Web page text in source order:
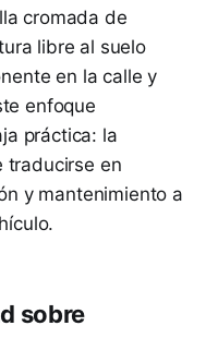
cromada de
libre al suelo
en la calle y
enfoque
práctica: la
traducirse en
y mantenimiento a
sobre